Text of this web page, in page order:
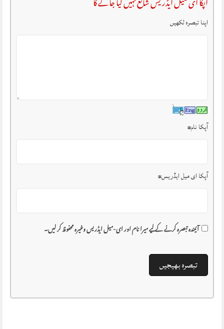
اپنا تبصرہ لکھیں
آپکا نام*
آپکا ای میل ایڈریس*
آئیندہ تبصرہ کرنے کے لیے میرا نام اور ای-میل ایڈریس وغیرہ محفوظ کر لیں۔